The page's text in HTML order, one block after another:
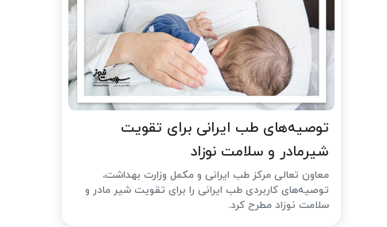
توصیه‌های طب ایرانی برای تقویت
شیرمادر و سلامت نوزاد
معاون تعالی مرکز طب ایرانی و مکمل وزارت بهداشت،
توصیه‌های کاربردی طب ایرانی را برای تقویت شیر مادر و
سلامت نوزاد مطرح کرد.